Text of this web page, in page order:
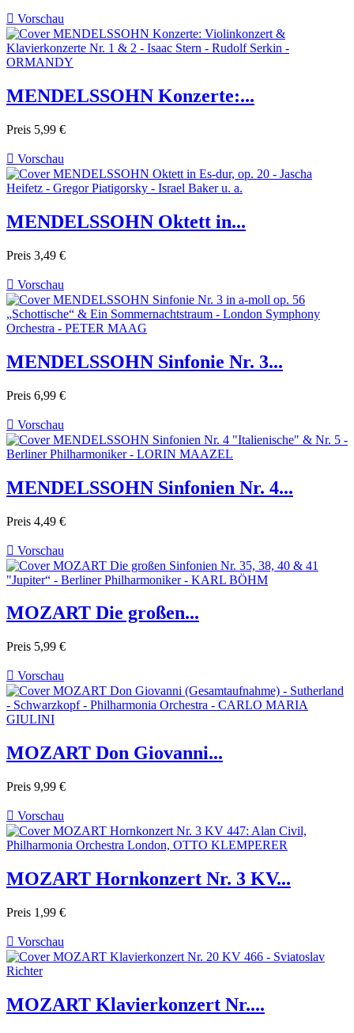
 Vorschau
MENDELSSOHN Konzerte:...
Preis 5,99 €
 Vorschau
MENDELSSOHN Oktett in...
Preis 3,49 €
 Vorschau
MENDELSSOHN Sinfonie Nr. 3...
Preis 6,99 €
 Vorschau
MENDELSSOHN Sinfonien Nr. 4...
Preis 4,49 €
 Vorschau
MOZART Die großen...
Preis 5,99 €
 Vorschau
MOZART Don Giovanni...
Preis 9,99 €
 Vorschau
MOZART Hornkonzert Nr. 3 KV...
Preis 1,99 €
 Vorschau
MOZART Klavierkonzert Nr....